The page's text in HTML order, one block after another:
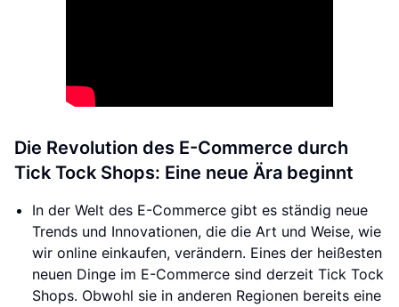
Die Revolution des E-Commerce durch
Tick Tock Shops: Eine neue Ära beginnt
In der Welt des E-Commerce gibt es ständig neue
Trends und Innovationen, die die Art und Weise, wie
wir online einkaufen, verändern. Eines der heißesten
neuen Dinge im E-Commerce sind derzeit Tick Tock
Shops. Obwohl sie in anderen Regionen bereits eine